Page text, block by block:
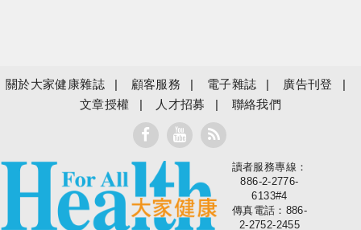
關於大家健康雜誌 顧客服務 電子雜誌
廣告刊登
文章授權
人才招募 聯絡我們
大家健康
讀者服務專線：
886-2-2776-
6133#4
傳真電話：886-
2-2752-2455